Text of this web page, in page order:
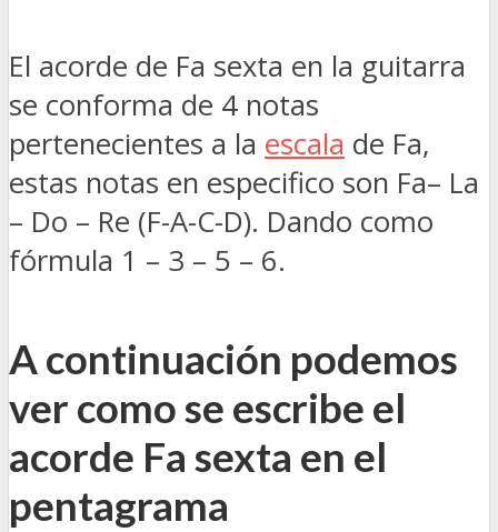
El acorde de Fa sexta en la guitarra
se conforma de 4 notas
pertenecientes a la escala de Fa,
estas notas en especifico son Fa– La
– Do – Re (F-A-C-D). Dando como
fórmula 1 – 3 – 5 – 6.
A continuación podemos
ver como se escribe el
acorde Fa sexta en el
pentagrama